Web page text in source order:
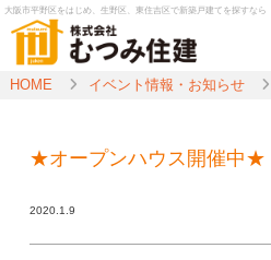
大阪市平野区をはじめ、生野区、東住吉区で新築戸建てを探すなら
HOME イベント情報・お知らせ
★オープンハウス開催中★
2020.1.9